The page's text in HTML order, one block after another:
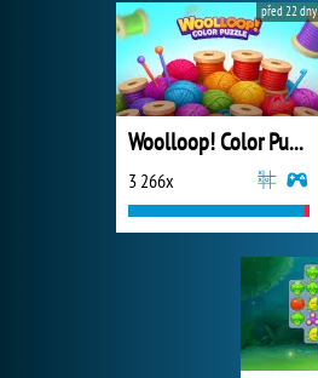
Woolloop! Color Puzzle
3 266x
před 22 dny